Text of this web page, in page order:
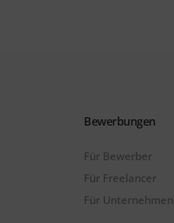
Bewerbungen
Für Bewerber
Für Freelancer
Für Unternehmen